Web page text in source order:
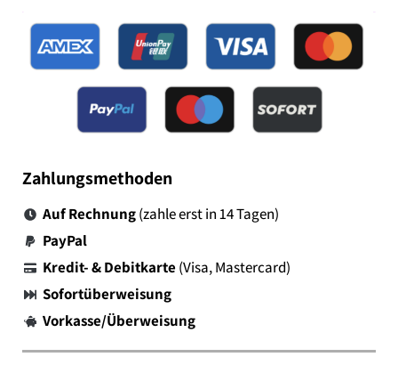
Zahlungsmethoden
Auf Rechnung(zahle erst in 14 Tagen)
PayPal
Kredit- & Debitkarte(Visa, Mastercard)
Sofortüberweisung
Vorkasse/Überweisung